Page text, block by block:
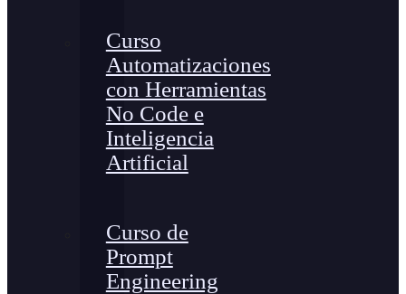
Curso
Automatizaciones
con Herramientas
No Code e
Inteligencia
Artificial
Curso de
Prompt
Engineering